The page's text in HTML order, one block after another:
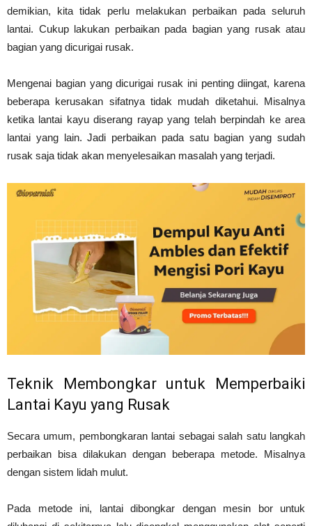
demikian, kita tidak perlu melakukan perbaikan pada seluruh
lantai. Cukup lakukan perbaikan pada bagian yang rusak atau
bagian yang dicurigai rusak.
Mengenai bagian yang dicurigai rusak ini penting diingat, karena
beberapa kerusakan sifatnya tidak mudah diketahui. Misalnya
ketika lantai kayu diserang rayap yang telah berpindah ke area
lantai yang lain. Jadi perbaikan pada satu bagian yang sudah
rusak saja tidak akan menyelesaikan masalah yang terjadi.
Teknik Membongkar untuk Memperbaiki
Lantai Kayu yang Rusak
Secara umum, pembongkaran lantai sebagai salah satu langkah
perbaikan bisa dilakukan dengan beberapa metode. Misalnya
dengan sistem lidah mulut.
Pada metode ini, lantai dibongkar dengan mesin bor untuk